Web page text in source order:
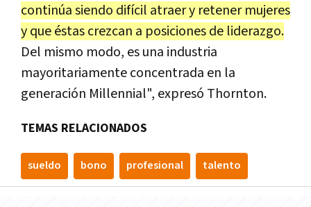
continúa siendo difícil atraer y retener mujeres
y que éstas crezcan a posiciones de liderazgo.
Del mismo modo, es una industria
mayoritariamente concentrada en la
generación Millennial", expresó Thornton.
TEMAS RELACIONADOS
sueldo bono profesional talento